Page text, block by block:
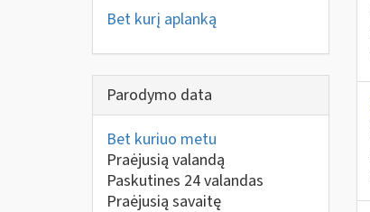
Bet kurį aplanką
Parodymo data
Bet kuriuo metu
Praėjusią valandą
Paskutines 24 valandas
Praėjusią savaitę